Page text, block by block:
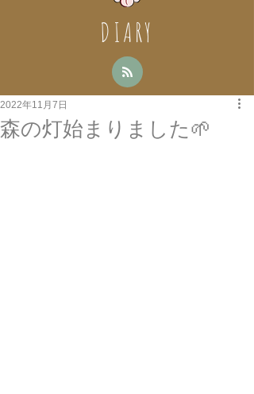
DIARY
森の灯始まりました🌱
2022年11月7日